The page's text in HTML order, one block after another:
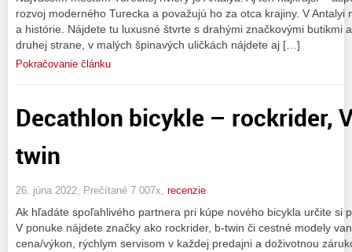
rozvoj moderného Turecka a považujú ho za otca krajiny. V
a histórie. Nájdete tu luxusné štvrte s drahými značkovými butikmi
druhej strane, v malých špinavých uličkách nájdete aj […]
Pokračovanie článku
Decathlon bicykle – rockrider,
twin
26. júna 2022, Prečítané 7 007x, recenzie
Ak hľadáte spoľahlivého partnera pri kúpe nového bicykla určite si
V ponuke nájdete značky ako rockrider, b-twin či cestné modely
cena/výkon, rýchlym servisom v každej predajni a doživotnou